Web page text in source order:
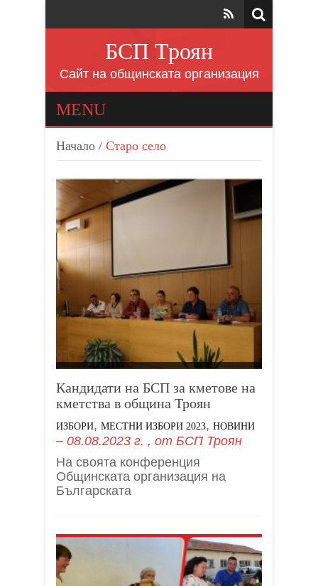
БСП Троян
Сайт на общинската организация
MENU
Начало / Старо село
Кандидати на БСП за кметове на
кметства в община Троян
ИЗБОРИ, МЕСТНИ ИЗБОРИ 2023, НОВИНИ
08.08.2023 г. , от БСП Троян
На своята конференция
Общинската организация на
Българската